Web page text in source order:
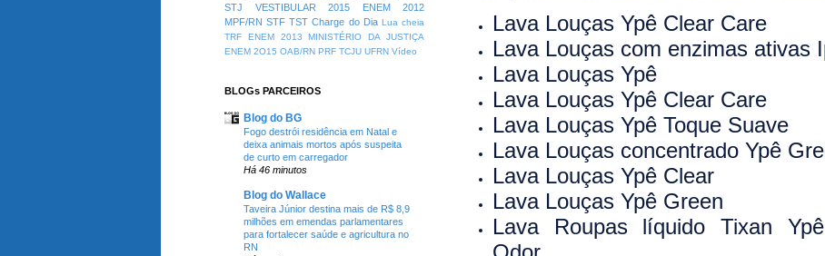
Lava Louças Ypê Clear Care
Lava Louças com enzimas ativas
Lava Louças Ypê
Lava Louças Ypê Clear Care
Lava Louças Ypê Toque Suave
Lava Louças concentrado Ypê
Lava Louças Ypê Clear
Lava Louças Ypê Green
Lava Roupas líquido Tixan
STJ
VESTIBULAR 2015
ENEM 2012
MPF/RN STF TST Charge do Dia Lua cheia
TRF
ENEM 2013
MINISTÉRIO DA JUSTIÇA
ENEM 2O15 OAB/RN PRF TCJU UFRN Vídeo
BLOGs PARCEIROS
Blog do BG
Fogo destrói residência em Natal e
deixa animais mortos após suspeita
de curto em carregador
Há 46 minutos
Blog do Wallace
Taveira Júnior destina mais de R$ 8,9
milhões em emendas parlamentares
para fortalecer saúde e agricultura no
RN